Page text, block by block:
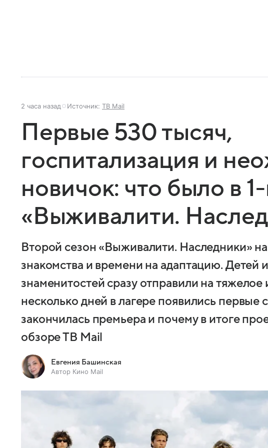
2 часа назад Источник: ТВ Mail
Первые 530 тысяч,
госпитализация и
новичок: что было в
«Выживалити.
Второй сезон «Выживалити. Наследники»
знакомства и времени на адаптацию. Детей
знаменитостей сразу отправили на
несколько дней в лагере появились
закончилась премьера и почему в итоге
обзоре ТВ Mail
Евгения Башинская
Автор Кино Mail